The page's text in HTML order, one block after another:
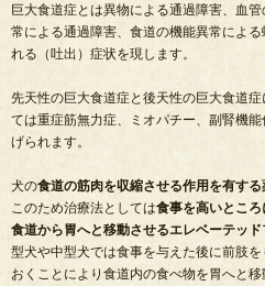
巨大食道症とは異物による通過障害、血
常による通過障害、食道の機能異常によ
れる（吐出）症状を現します。
先天性の巨大食道症と後天性の巨大食道
ては重症筋無力症、ミオパチー、副腎機
げられます。
犬の食道の筋肉を収縮させる作用を有す
このため治療法としては食事を高いとこ
食道から胃へと移動させるエレベーテッ
型犬や中型犬では食事を与えた後に前肢
おくことにより食道内の食べ物を胃へと